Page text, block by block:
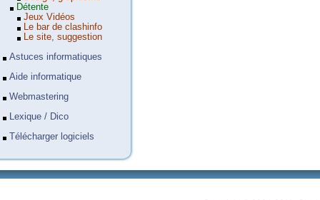
Détente
Jeux Vidéos
Le bar de clashinfo
Le site, suggestion
Astuces informatiques
Aide informatique
Webmastering
Lexique / Dico
Télécharger logiciels